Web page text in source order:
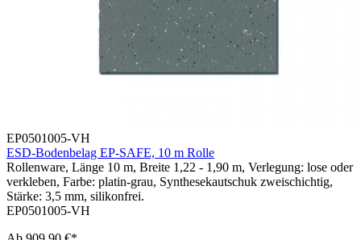
EP0501005-VH
ESD-Bodenbelag EP-SAFE, 10 m Rolle
Rollenware, Länge 10 m, Breite 1,22 - 1,90 m, Verlegung: lose oder
verkleben, Farbe: platin-grau, Synthesekautschuk zweischichtig,
Stärke: 3,5 mm, silikonfrei.
EP0501005-VH